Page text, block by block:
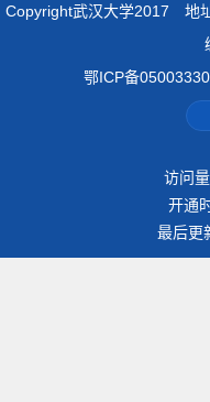
Copyright武汉大学2017 地
鄂ICP备
访问量
开通
最后更